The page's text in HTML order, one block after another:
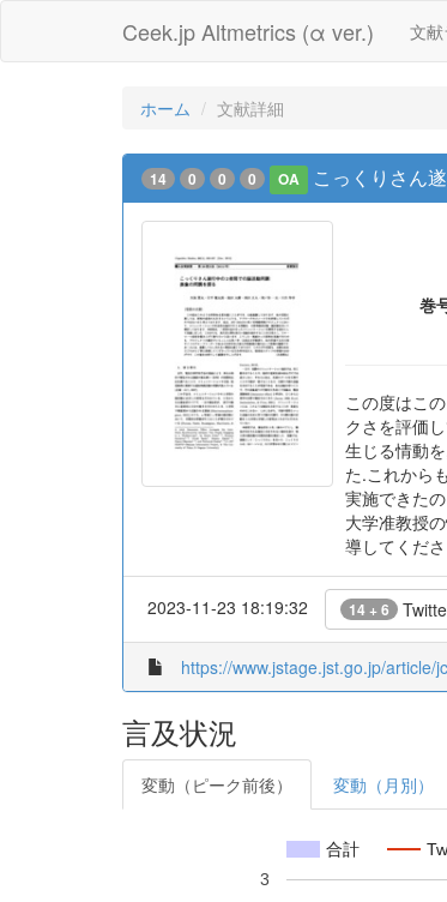
Ceek.jp Altmetrics (α ver.) 文
ホーム 文献詳細
14 0 0 0 OA こっくりさん
巻
この度はこ
クさを評価
生じる情動
た.これから
実施できた
大学准教授
導してくだ
2023-11-23 18:19:32 14 + 6
https://www.jstage.jst.go.jp/
言及状況
変動（ピーク前後） 変動（月別）
合計
3